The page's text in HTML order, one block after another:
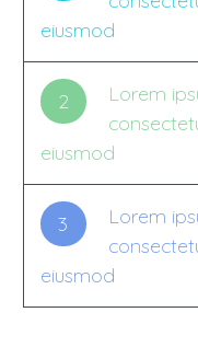
eiusmod
2
Lorem
eiusmod
3
Lorem
eiusmod